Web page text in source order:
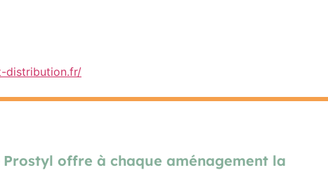
distribution.fr/
offre à chaque aménagement la